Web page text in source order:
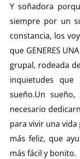
Y soñadora
siempre por un
constancia, los
que GENERES
grupal, rodeada
inquietudes
sueño.Un sueño,
necesario
para vivir una vida
más feliz, que
más fácil y bonito.